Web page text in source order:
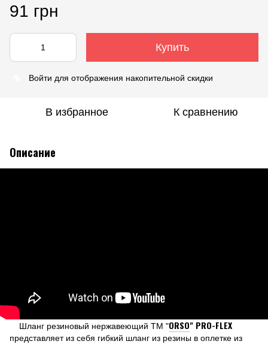
91 грн
Купить
Войти для отображения накопительной скидки
В избранное К сравнению
Описание
Шланг резиновый нержавеющий ТМ "ORSO" PRO-FLEX
представляет из себя гибкий шланг из резины в оплетке из